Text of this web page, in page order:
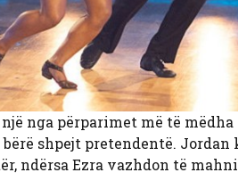
nga përparimet më të
bërë shpejt pretendentë.
ndërsa Ezra vazhdon të